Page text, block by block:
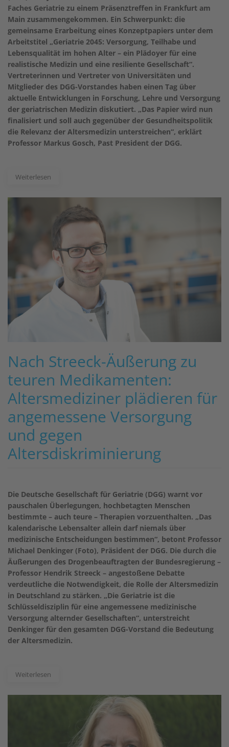
Faches Geriatrie zu einem Präsenztreffen in Frankfurt am
Main zusammengekommen. Ein Schwerpunkt: die
gemeinsame Erarbeitung eines Konzeptpapiers unter dem
Arbeitstitel „Geriatrie 2045: Versorgung, Teilhabe und
Lebensqualität im hohen Alter – ein Plädoyer für eine
realistische Medizin und eine resiliente Gesellschaft“.
Vertreterinnen und Vertreter von Universitäten und
Mitglieder des DGG-Vorstandes haben einen Tag über
aktuelle Entwicklungen in Forschung, Lehre und Versorgung
der geriatrischen Medizin diskutiert. „Das Papier wird nun
finalisiert und soll auch gegenüber der Gesundheitspolitik
die Relevanz der Altersmedizin unterstreichen“, erklärt
Professor Markus Gosch, Past President der DGG.
Weiterlesen
Nach Streeck-Äußerung zu
teuren Medikamenten:
Altersmediziner plädieren für
angemessene Versorgung
und gegen
Altersdiskriminierung
Die Deutsche Gesellschaft für Geriatrie (DGG) warnt vor
pauschalen Überlegungen, hochbetagten Menschen
bestimmte – auch teure – Therapien vorzuenthalten. „Das
kalendarische Lebensalter allein darf niemals über
medizinische Entscheidungen bestimmen“, betont Professor
Michael Denkinger (Foto), Präsident der DGG. Die durch die
Äußerungen des Drogenbeauftragten der Bundesregierung –
Professor Hendrik Streeck – angestoßene Debatte
verdeutliche die Notwendigkeit, die Rolle der Altersmedizin
in Deutschland zu stärken. „Die Geriatrie ist die
Schlüsseldisziplin für eine angemessene medizinische
Versorgung alternder Gesellschaften“, unterstreicht
Denkinger für den gesamten DGG-Vorstand die Bedeutung
der Altersmedizin.
Weiterlesen